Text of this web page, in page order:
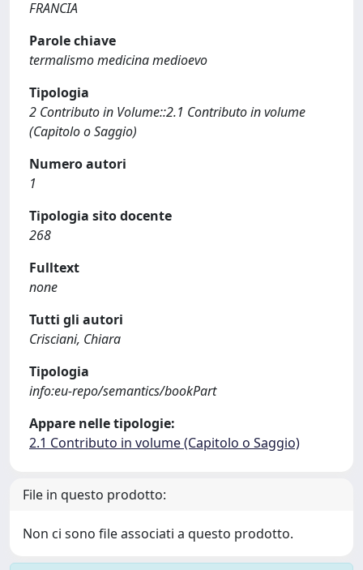
FRANCIA
Parole chiave
termalismo medicina medioevo
Tipologia
2 Contributo in Volume::2.1 Contributo in volume
(Capitolo o Saggio)
Numero autori
1
Tipologia sito docente
268
Fulltext
none
Tutti gli autori
Crisciani, Chiara
Tipologia
info:eu-repo/semantics/bookPart
Appare nelle tipologie:
2.1 Contributo in volume (Capitolo o Saggio)
File in questo prodotto:
Non ci sono file associati a questo prodotto.